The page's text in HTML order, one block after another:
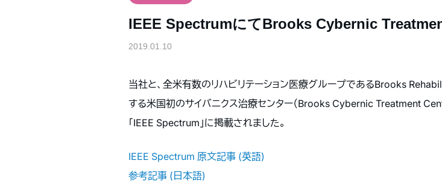
IEEE SpectrumにてBrooks Cybernic
2019.01.10
当社と、全米有数のリハビリテーション医療グループであるBrooks
する米国初のサイバニクス治療センター（Brooks Cybernic Treatment
「IEEE Spectrum」に掲載されました。
IEEE Spectrum 原文記事 (英語)
参考記事 (日本語)